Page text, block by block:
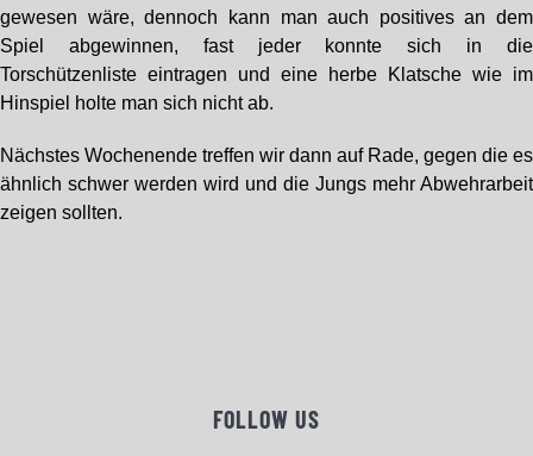
gewesen wäre, dennoch kann man auch positives an dem
Spiel abgewinnen, fast jeder konnte sich in die
Torschützenliste eintragen und eine herbe Klatsche wie im
Hinspiel holte man sich nicht ab.
Nächstes Wochenende treffen wir dann auf Rade, gegen die es
ähnlich schwer werden wird und die Jungs mehr Abwehrarbeit
zeigen sollten.
FOLLOW US